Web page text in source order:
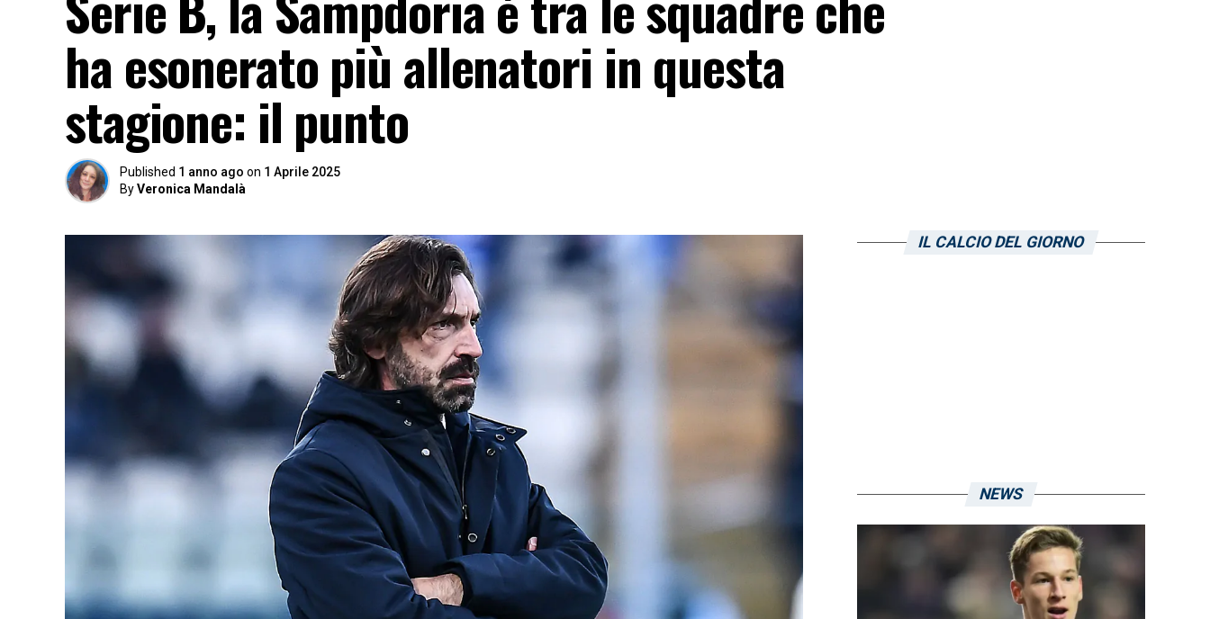
ha esonerato più allenatori in questa
stagione: il punto
Published 1 anno ago on 1 Aprile 2025
ByVeronica Mandalà
IL CALCIO DEL GIORNO
NEWS